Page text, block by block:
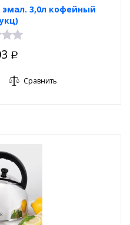
эмал. 3,0л кофейный
Р
Сравнить